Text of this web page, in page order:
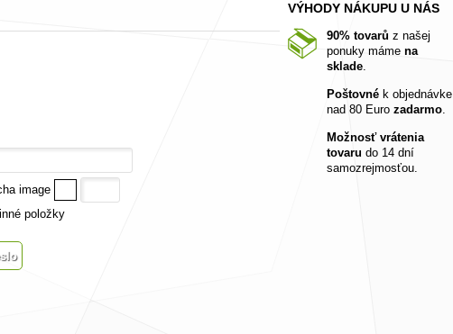
VÝHODY NÁKUPU U NÁS
90% tovarů z našej
ponuky máme na
sklade.
Poštovné k objednávke
nad 80 Euro zadarmo.
Možnosť vrátenia
tovaru do 14 dní
samozrejmosťou.
položky